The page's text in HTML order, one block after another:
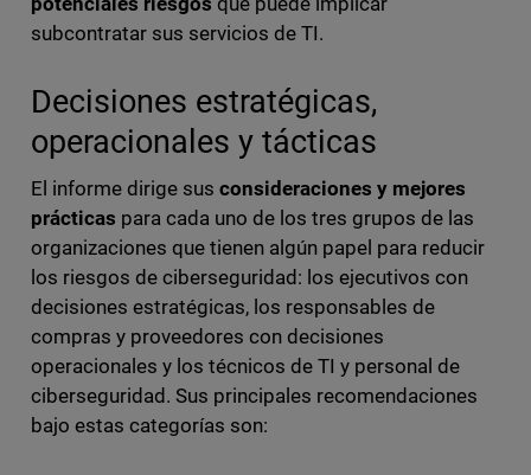
subcontratar sus servicios de TI.
Decisiones estratégicas,
operacionales y tácticas
El informe dirige sus consideraciones y mejores
prácticas para cada uno de los tres grupos de las
organizaciones que tienen algún papel para reducir
los riesgos de ciberseguridad: los ejecutivos con
decisiones estratégicas, los responsables de
compras y proveedores con decisiones
operacionales y los técnicos de TI y personal de
ciberseguridad. Sus principales recomendaciones
bajo estas categorías son: